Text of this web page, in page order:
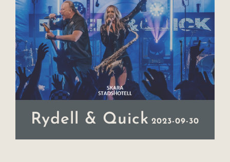
Konferens
Event
Julbord
Lars Lerin
Rydell & Quick 2023-09-30